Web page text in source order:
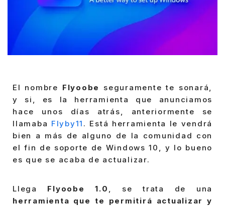
El nombre Flyoobe seguramente te sonará,
y si, es la herramienta que anunciamos
hace unos días atrás, anteriormente se
llamaba Flyby11 . Está herramienta le vendrá
bien a más de alguno de la comunidad con
el fin de soporte de Windows 10, y lo bueno
es que se acaba de actualizar.
Llega Flyoobe 1.0 , se trata de una
herramienta que te permitirá actualizar y